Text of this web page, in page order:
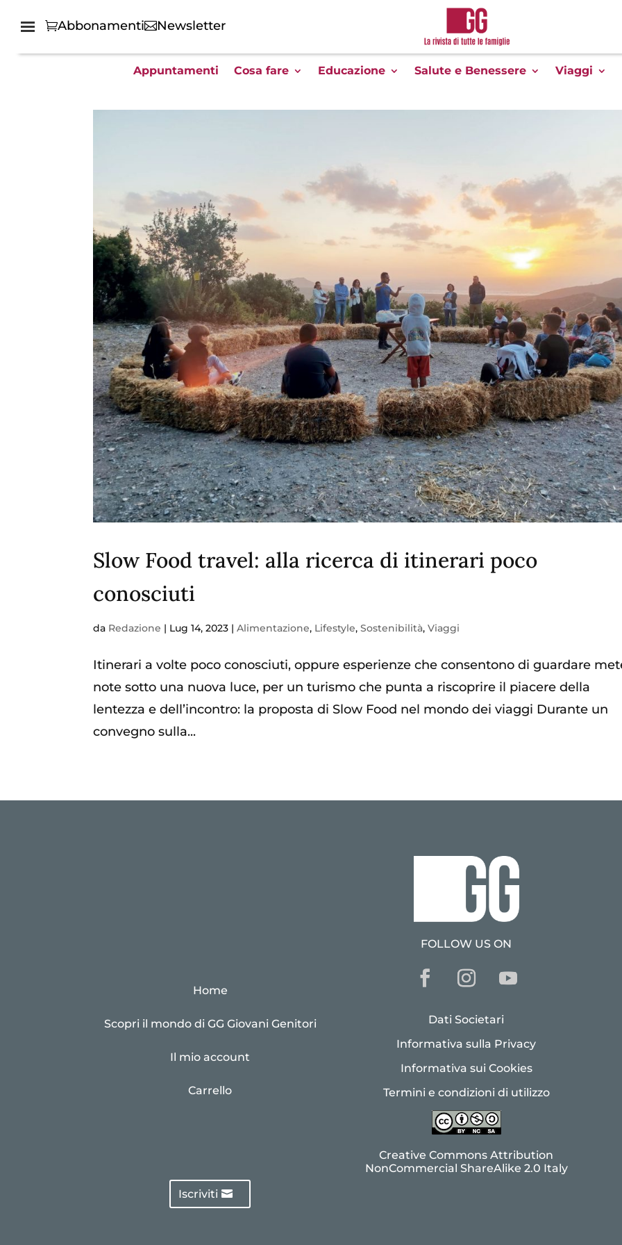
Abbonamenti Newsletter
Appuntamenti Cosa fare Educazione Salute e Benessere Viaggi
Slow Food travel: alla ricerca di itinerari poco
conosciuti
da Redazione | Lug 14, 2023 |Alimentazione, Lifestyle,Sostenibilità,Viaggi
Itinerari a volte poco conosciuti, oppure esperienze che consentono di guardare
note sotto una nuova luce, per un turismo che punta a riscoprire il piacere della
lentezza e dell’incontro: la proposta di Slow Food nel mondo dei viaggi Durante un
convegno sulla...
Home
Scopri il mondo di GG Giovani Genitori
Il mio account
Carrello
Iscriviti
FOLLOW US ON
Dati Societari
Informativa sulla Privacy
Informativa sui Cookies
Termini e condizioni di utilizzo
Creative Commons Attribution
NonCommercial ShareAlike 2.0 Italy